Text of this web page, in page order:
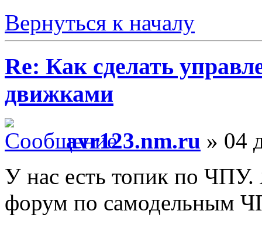
Вернуться к началу
Re: Как сделать
движками
avr123.nm.ru » 04
У нас есть топик по
форум по самодельным